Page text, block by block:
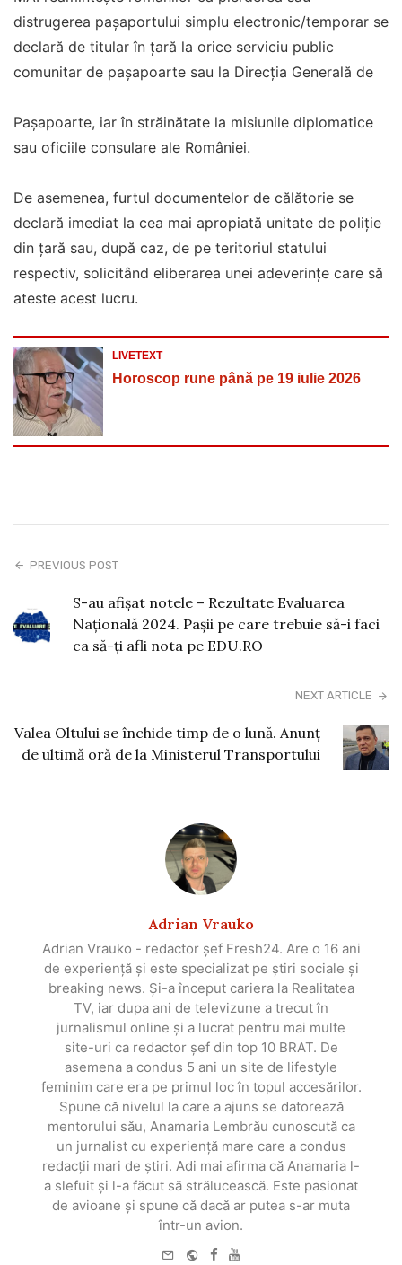
distrugerea paşaportului simplu electronic/temporar se
declară de titular în ţară la orice serviciu public
comunitar de paşapoarte sau la Direcţia Generală de
Paşapoarte, iar în străinătate la misiunile diplomatice
sau oficiile consulare ale României.
De asemenea, furtul documentelor de călătorie se
declară imediat la cea mai apropiată unitate de poliţie
din ţară sau, după caz, de pe teritoriul statului
respectiv, solicitând eliberarea unei adeverinţe care să
ateste acest lucru.
LIVETEXT
Horoscop rune până pe 19 iulie 2026
PREVIOUS POST
S-au afișat notele – Rezultate Evaluarea
Națională 2024. Pașii pe care trebuie să-i faci
ca să-ți afli nota pe EDU.RO
NEXT ARTICLE
Valea Oltului se închide timp de o lună. Anunț
de ultimă oră de la Ministerul Transportului
Adrian Vrauko
Adrian Vrauko - redactor șef Fresh24. Are o 16 ani
de experiență și este specializat pe știri sociale și
breaking news. Și-a început cariera la Realitatea
TV, iar dupa ani de televizune a trecut în
jurnalismul online și a lucrat pentru mai multe
site-uri ca redactor șef din top 10 BRAT. De
asemena a condus 5 ani un site de lifestyle
feminim care era pe primul loc în topul accesărilor.
Spune că nivelul la care a ajuns se datorează
mentorului său, Anamaria Lembrău cunoscută ca
un jurnalist cu experiență mare care a condus
redacții mari de știri. Adi mai afirma că Anamaria l-
a slefuit și l-a făcut să strălucească. Este pasionat
de avioane și spune că dacă ar putea s-ar muta
într-un avion.
e-
WebsiteFacebook